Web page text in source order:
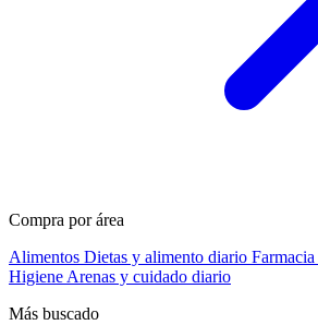
Compra por área
Alimentos Dietas y alimento diario Farmacia
Higiene Arenas y cuidado diario
Más buscado